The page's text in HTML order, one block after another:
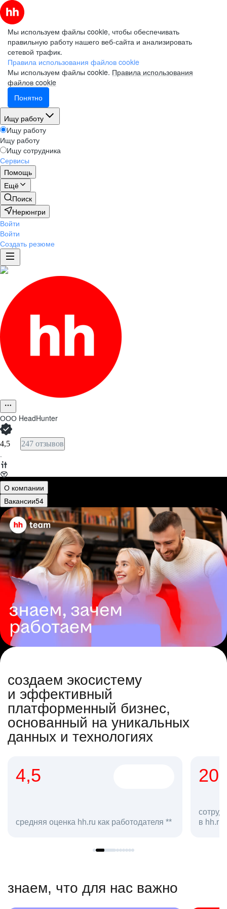
Мы используем файлы cookie, чтобы обеспечивать
правильную работу нашего веб-сайта и анализировать
сетевой трафик.
Правила использования файлов cookie
Мы используем файлы cookie. Правила использования
файлов cookie
Понятно
Ищу работу
Ищу работу
Ищу работу
Ищу сотрудника
Сервисы
Помощь
Ещё
Поиск
Нерюнгри
Войти
Войти
Создать резюме
ООО HeadHunter
4,5 247 отзывов
·
О компании
Вакансии54
создаем экосистему
и эффективный
платформенный бизнес,
основанный на уникальных
данных и технологиях
4,5
средняя оценка hh.ru как работодателя **
в hh.ru
знаем, что для нас важно